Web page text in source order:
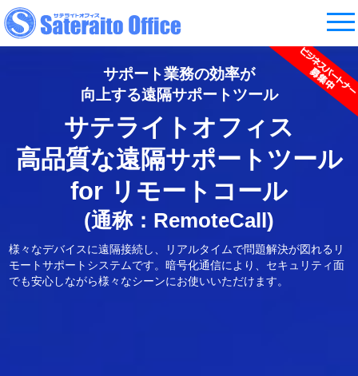
サポート業務の効率が
向上する遠隔サポートツール
サテライトオフィス
高品質な遠隔サポートツール
for リモートコール
(通称：RemoteCall)
様々なデバイスに遠隔接続し、リアルタイムで問題解決が図れる リ
モートサポートシステムです。暗号化通信により、 セキュリティ面
でも安心しながら様々なシーンにお使いいただけます。